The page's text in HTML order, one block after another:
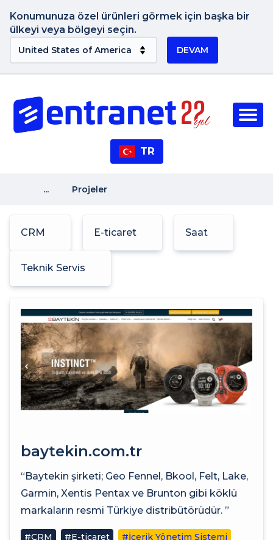
Konumunuza özel ürünleri görmek için başka bir
ülkeyi veya bölgeyi seçin.
DEVAM
TR
... Projeler
CRM E-ticaret Saat
Teknik Servis
baytekin.com.tr
“Baytekin şirketi; Geo Fennel, Bkool, Felt, Lake,
Garmin, Xentis Pentax ve Brunton gibi köklü
markaların resmi Türkiye distribütörüdür. ”
#CRM #E-ticaret
#İçerik Yönetim Sistemi